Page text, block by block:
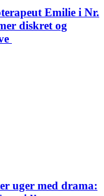
Emilie i Nr.
diskret og
uger med drama: